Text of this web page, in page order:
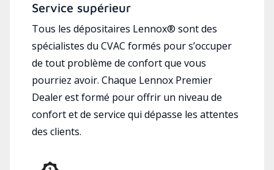
Service supérieur
Tous les dépositaires Lennox® sont des
spécialistes du CVAC formés pour s’occuper
de tout problème de confort que vous
pourriez avoir. Chaque Lennox Premier
Dealer est formé pour offrir un niveau de
confort et de service qui dépasse les attentes
des clients.